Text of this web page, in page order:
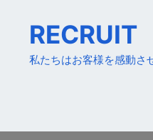
RECRUIT
私たちはお客様を感動さ